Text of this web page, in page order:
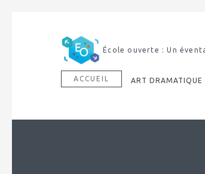
École ouverte : Un
ACCUEIL ART DRAMATIQUE